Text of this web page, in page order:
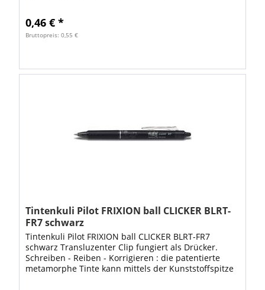
0,46 € *
Bruttopreis: 0,55 €
Tintenkuli Pilot FRIXION ball CLICKER BLRT-
FR7 schwarz
Tintenkuli Pilot FRIXION ball CLICKER BLRT-FR7
schwarz Transluzenter Clip fungiert als Drücker.
Schreiben - Reiben - Korrigieren : die patentierte
metamorphe Tinte kann mittels der Kunststoffspitze